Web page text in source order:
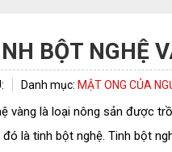
BỘT NGHỆ
Danh mục: MẬT ONG CỦA
vàng là loại nông sản được
đó là tinh bột nghệ. Tinh bột